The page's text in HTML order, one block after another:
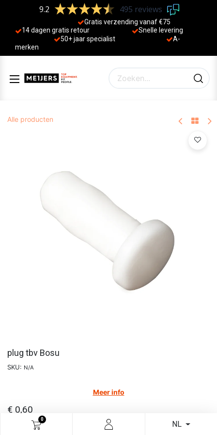
0
NL
9.2 495 reviews
Gratis verzending vanaf €75
14 dagen gratis retour
Sne lle levering
50+ jaar specialist
A-
merken
Alle producten
plug tbv Bosu
SKU: N/A
Meer info
€ 0,60